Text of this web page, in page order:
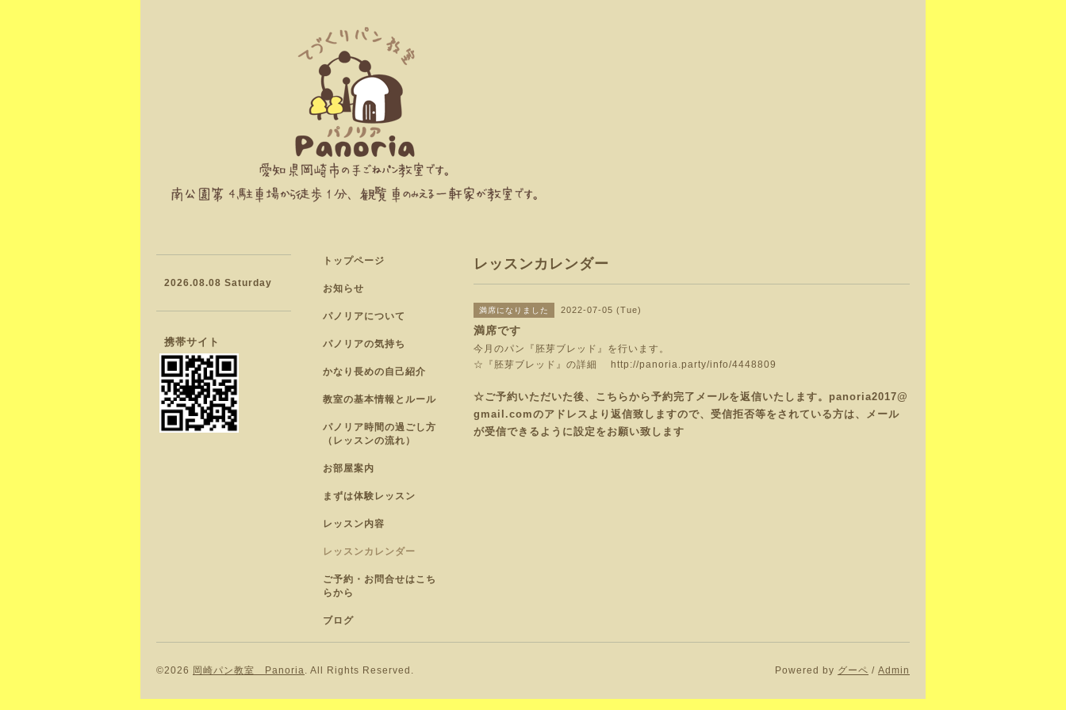
レッスンカレンダー
満席になりました 2022-07-05 (Tue)
満席です
今月のパン『胚芽ブレッド』を行います。
☆『胚芽ブレッド』の詳細
http://panoria.party/info/4448809
☆ご予約いただいた後、こちらから予約完了メールを返信いたします。panoria2017@
gmail.comのアドレスより返信致しますので、受信拒否等をされている方は、メール
が受信できるように設定をお願い致します
トップページ
お知らせ
パノリアについて
パノリアの気持ち
かなり長めの自己紹介
教室の基本情報とルール
パノリア時間の過ごし方
（レッスンの流れ）
お部屋案内
まずは体験レッスン
レッスン内容
レッスンカレンダー
ご予約・お問合せはこち
らから
ブログ
2026.08.08 Saturday
携帯サイト
©2026 岡崎パン教室 Panoria. All Rights Reserved. Powered by グーペ / Admin